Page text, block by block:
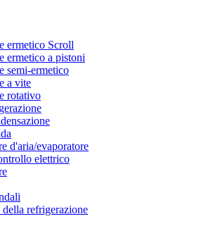
ermetico Scroll
ermetico a pistoni
semi-ermetico
a vite
rotativo
d'aria/evaporatore
elettrico
della refrigerazione